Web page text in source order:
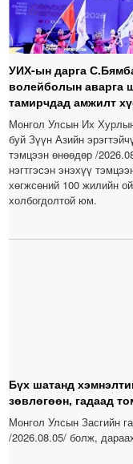
УИХ-ын дарга
волейболын аварга
тамирчдад амжилт
Монгол Улсын Их
буй Зүүн Азийн
тэмцээн өнөөдөр /
нэгтгэсэн энэхүү
хөгжсөний 100 жилийн
холбогдолтой юм.
Бүх шатанд
зөвлөгөөн, гадаад
Монгол Улсын Засгийн
/2026.08.05/ болж,